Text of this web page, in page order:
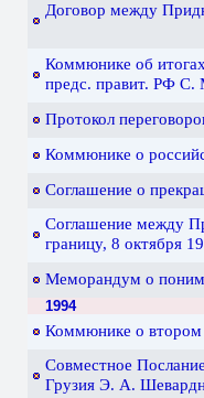
Договор между
Коммюнике об
предс. правит. РФ С.
Протокол
Коммюнике о
Соглашение о
Соглашение между
границу, 8 октября
Меморандум о
1994
Коммюнике о втором
Совместное
Грузия Э. А.